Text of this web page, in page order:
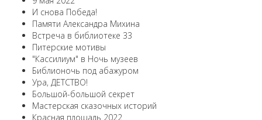
И снова Победа!
Памяти Александра Михина
Встреча в библиотеке 33
Питерские мотивы
"Кассилиум" в Ночь музеев
Библионочь под абажуром
Ура, ДЕТСТВО!
Большой-большой секрет
Мастерская сказочных историй
Красная площадь 2022